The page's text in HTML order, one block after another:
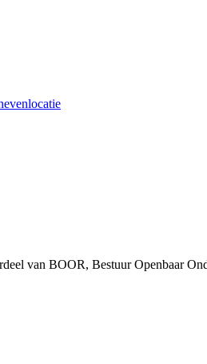
van BOOR, Bestuur Openbaar